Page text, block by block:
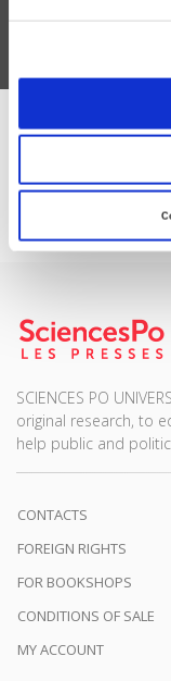
SCIENCES PO
original research, to
help public and
CONTACTS
FOREIGN RIGHTS
FOR BOOKSHOPS
CONDITIONS OF SALE
MY ACCOUNT